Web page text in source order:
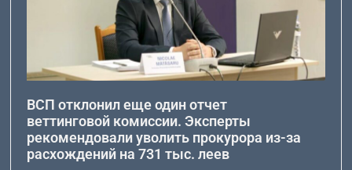
ВСП отклонил еще один отчет
веттинговой комиссии. Эксперты
рекомендовали уволить прокурора из-за
расхождений на 731 тыс. леев